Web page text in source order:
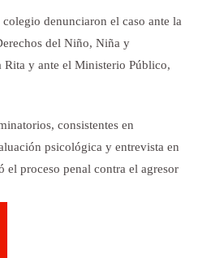
denunciaron el caso ante la
del Niño, Niña y
Rita y ante el Ministerio Público,
consistentes en
psicológica y entrevista en
el proceso penal contra el agresor